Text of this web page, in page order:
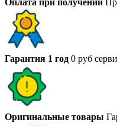
Гарантия 1 год 0 руб
Оригинальные товары